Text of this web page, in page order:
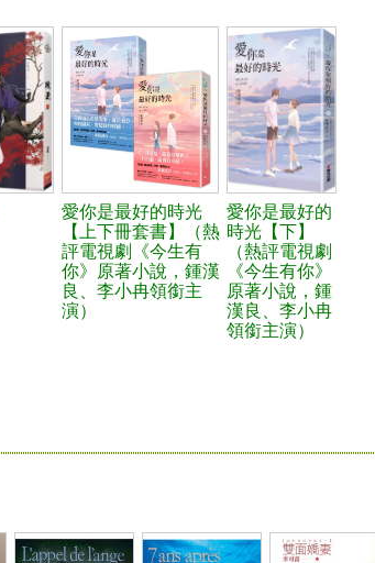
愛你是最好的時光
【上下冊套書】（熱
評電視劇《今生有
你》原著小說，鍾漢
良、李小冉領銜主
演）
愛你是最好的
時光【下】
（熱評電視劇
《今生有你》
原著小說，鍾
漢良、李小冉
領銜主演）